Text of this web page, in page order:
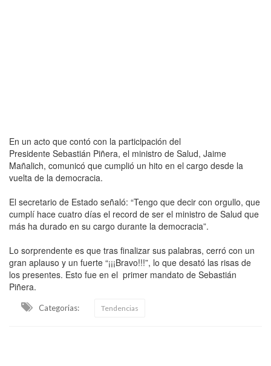
En un acto que contó con la participación del
Presidente Sebastián Piñera, el ministro de Salud, Jaime
Mañalich, comunicó que cumplió un hito en el cargo desde la
vuelta de la democracia.
El secretario de Estado señaló: “Tengo que decir con orgullo, que
cumplí hace cuatro días el record de ser el ministro de Salud que
más ha durado en su cargo durante la democracia”.
Lo sorprendente es que tras finalizar sus palabras, cerró con un
gran aplauso y un fuerte “¡¡¡Bravo!!!”, lo que desató las risas de
los presentes. Esto fue en el primer mandato de Sebastián
Piñera.
Categorias: Tendencias